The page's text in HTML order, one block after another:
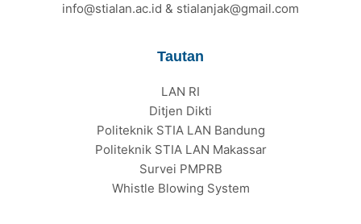
info@stialan.ac.id & stialanjak@gmail.com
Tautan
LAN RI
Ditjen Dikti
Politeknik STIA LAN Bandung
Politeknik STIA LAN Makassar
Survei PMPRB
Whistle Blowing System